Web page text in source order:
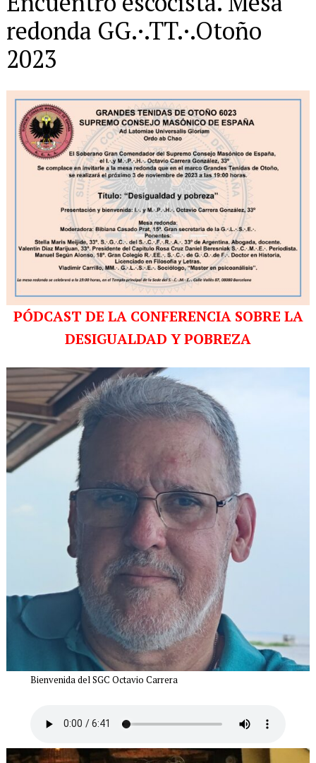
redonda GG.·.TT.·.Otoño
2023
PÓDCAST DE LA CONFERENCIA SOBRE LA
DESIGUALDAD Y POBREZA
Bienvenida del SGC Octavio Carrera